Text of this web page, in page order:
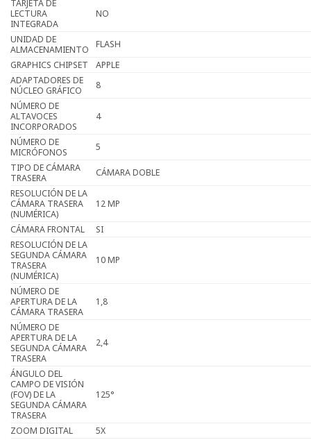
TARJETA DE
LECTURA
INTEGRADA
NO
UNIDAD DE
ALMACENAMIENTO
FLASH
GRAPHICS CHIPSET
APPLE
ADAPTADORES DE
NÚCLEO GRÁFICO
8
NÚMERO DE
ALTAVOCES
INCORPORADOS
4
NÚMERO DE
MICRÓFONOS
5
TIPO DE CÁMARA
TRASERA
CÁMARA DOBLE
RESOLUCIÓN DE LA
CÁMARA TRASERA
(NUMÉRICA)
12 MP
CÁMARA FRONTAL
SI
RESOLUCIÓN DE LA
SEGUNDA CÁMARA
TRASERA
(NUMÉRICA)
10 MP
NÚMERO DE
APERTURA DE LA
CÁMARA TRASERA
1,8
NÚMERO DE
APERTURA DE LA
SEGUNDA CÁMARA
TRASERA
2,4
ÁNGULO DEL
CAMPO DE VISIÓN
(FOV) DE LA
SEGUNDA CÁMARA
TRASERA
125°
ZOOM DIGITAL 5X